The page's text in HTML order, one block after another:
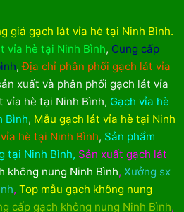
giá gạch lát vỉa hè tại Ninh Bình.
vỉa hè tại Ninh Bình, Cung cấp
,Địa chỉ phân phối gạch lát vỉa
xuất và phân phối gạch lát vỉa
vỉa hè tại Ninh Bình, Gạch vỉa hè
Bình, Mẫu gạch lát vỉa hè tại Ninh
hè tại Ninh Bình, Sản phẩm
tại Ninh Bình, Sản xuất gạch lát
không nung Ninh Bình, Xưởng sx
, Top mẫu gạch không nung
cấp gạch không nung Ninh Bình,